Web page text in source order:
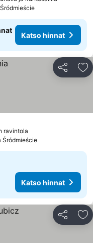
Katso hinnat
Jaa
ravintola
Śródmieście
Katso hinnat
Jaa